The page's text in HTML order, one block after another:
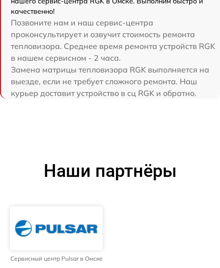
качественно!
Позвоните нам и наш сервис-центра
проконсультирует и озвучит стоимость ремонта
тепловизора. Среднее время ремонта устройств RGK
в нашем сервисном - 2 часа.
Замена матрицы тепловизора RGK выполняется на
выезде, если не требует сложного ремонта. Наш
курьер доставит устройство в сц RGK и обратно.
Наши партнёры
Сервисный центр Pulsar в Омске